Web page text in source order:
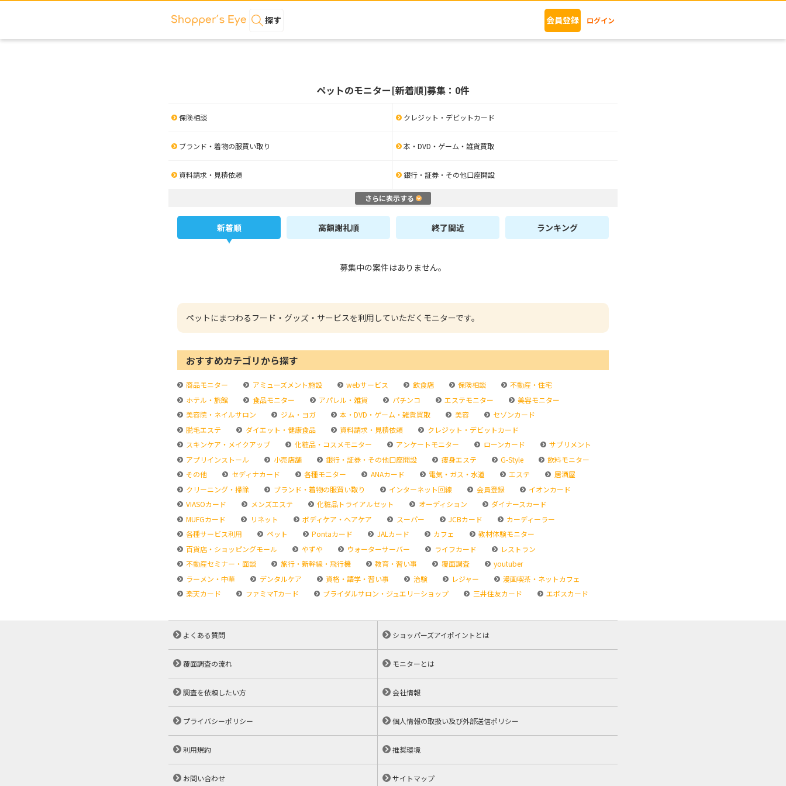
探す 会員登録 ログイン
ペットのモニター[新着順]募集：0件
保険相談 クレジット・デビットカード
ブランド・着物の服買い取り 本・DVD・ゲーム・雑貨買取
資料請求・見積依頼 銀行・証券・その他口座開設
さらに表示する
新着順 高額謝礼順 終了間近 ランキング
募集中の案件はありません。
ペットにまつわるフード・グッズ・サービスを利用していただくモニターです。
おすすめカテゴリから探す
商品モニター アミューズメント施設 webサービス 飲食店 保険相談
不動産・住宅
ホテル・旅館
食品モニター アパレル・雑貨 パチンコ エステモニター
美容モニター
美容院・ネイルサロン
ジム・ヨガ 本・DVD・ゲーム・雑貨買取 美容
セゾンカード
脱毛エステ
ダイエット・健康食品 資料請求・見積依頼
クレジット・デビットカード
スキンケア・メイクアップ
化粧品・コスメモニター アンケートモニター ローンカード
サプリメント
アプリインストール
小売店舗 銀行・証券・その他口座開設 痩身エステ G-Style
飲料モニター
その他
セディナカード 各種モニター ANAカード 電気・ガス・水道 エステ
居酒屋
クリーニング・掃除
ブランド・着物の服買い取り インターネット回線 会員登録
イオンカード
VIASOカード
メンズエステ 化粧品トライアルセット オーディション
ダイナースカード
MUFGカード
リネット ボディケア・ヘアケア スーパー JCBカード
カーディーラー
各種サービス利用
ペット Pontaカード JALカード カフェ
教材体験モニター
百貨店・ショッピングモール
やずや ウォーターサーバー ライフカード
レストラン
不動産セミナー・面談
旅行・新幹線・飛行機 教育・習い事 覆面調査
youtuber
ラーメン・中華
デンタルケア 資格・語学・習い事 治験 レジャー
漫画喫茶・ネットカフェ
楽天カード
ファミマTカード ブライダルサロン・ジュエリーショップ 三井住友カード エポスカード
よくある質問 ショッパーズアイポイントとは
覆面調査の流れ モニターとは
調査を依頼したい方 会社情報
プライバシーポリシー 個人情報の取扱い及び外部送信ポリシー
利用規約 推奨環境
お問い合わせ サイトマップ